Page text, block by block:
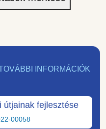
INFORMÁCIÓK
útjainak fejlesztése
00058